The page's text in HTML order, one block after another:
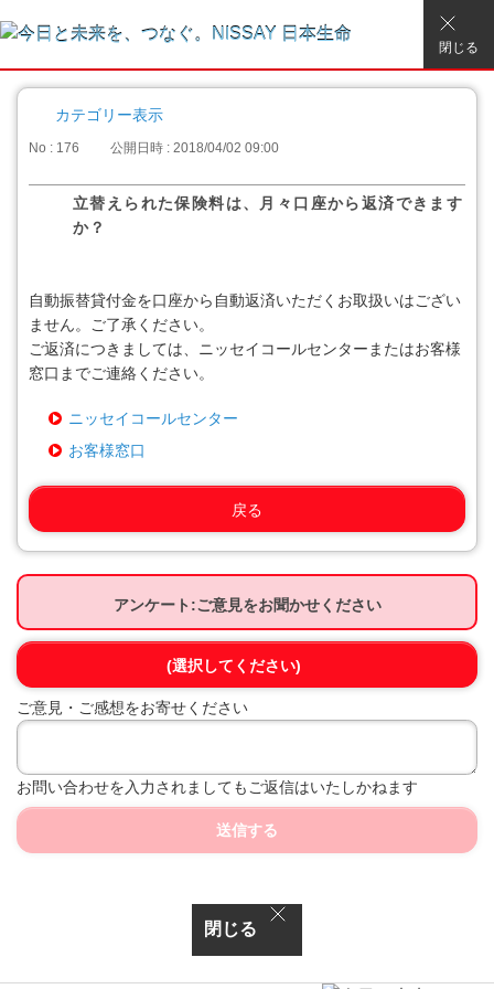
閉じる
カテゴリー表示
No : 176 公開日時 : 2018/04/02 09:00
立替えられた保険料は、月々口座から返済できます
か？
自動振替貸付金を口座から自動返済いただくお取扱いはござい
ません。ご了承ください。
ご返済につきましては、ニッセイコールセンターまたはお客様
窓口までご連絡ください。
ニッセイコールセンター
お客様窓口
戻る
アンケート:ご意見をお聞かせください
(選択してください)
ご意見・ご感想をお寄せください
お問い合わせを入力されましてもご返信はいたしかねます
送信する
閉じる